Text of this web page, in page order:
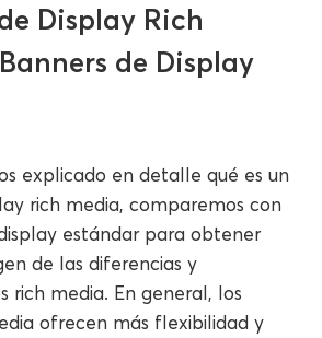
Display Rich
de Display
explicado en detalle qué es un
rich media, comparemos con
estándar para obtener
de las diferencias y
rich media. En general, los
ofrecen más flexibilidad y